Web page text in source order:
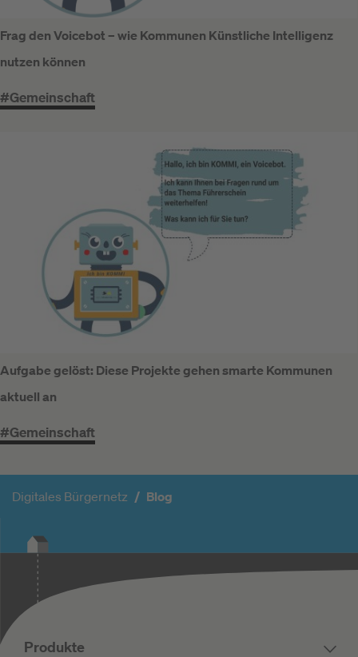
Frag den Voicebot – wie Kommunen Künstliche Intelligenz
nutzen können
#Gemeinschaft
Aufgabe gelöst: Diese Projekte gehen smarte Kommunen
aktuell an
#Gemeinschaft
Digitales Bürgernetz Blog
Produkte